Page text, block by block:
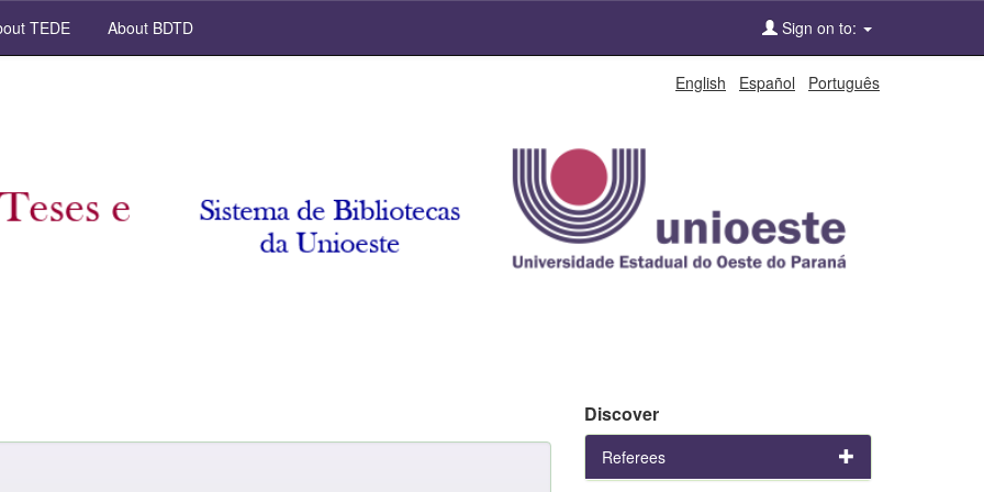
TEDE About BDTD Sign on to:
English Español Português
Discover
Referees